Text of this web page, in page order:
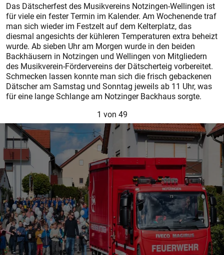
Das Dätscherfest des Musikvereins Notzingen-Wellingen ist
für viele ein fester Termin im Kalender. Am Wochenende traf
man sich wieder im Festzelt auf dem Kelterplatz, das
diesmal angesichts der kühleren Temperaturen extra beheizt
wurde. Ab sieben Uhr am Morgen wurde in den beiden
Backhäusern in Notzingen und Wellingen von Mitgliedern
des Musikverein-Fördervereins der Dätscherteig vorbereitet.
Schmecken lassen konnte man sich die frisch gebackenen
Dätscher am Samstag und Sonntag jeweils ab 11 Uhr, was
für eine lange Schlange am Notzinger Backhaus sorgte.
1 von 49